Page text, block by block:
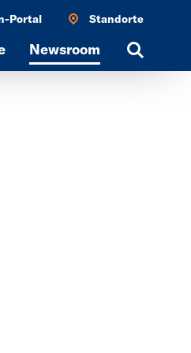
Newsroom
Portal Standorte